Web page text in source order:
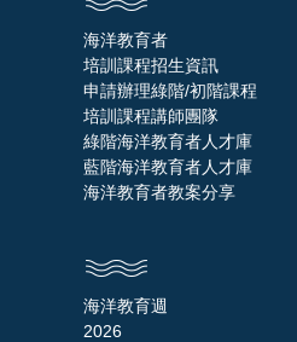
海洋教育者
培訓課程招生資訊
申請辦理綠階/初階課程
培訓課程講師團隊
綠階海洋教育者人才庫
藍階海洋教育者人才庫
海洋教育者教案分享
海洋教育週
2026